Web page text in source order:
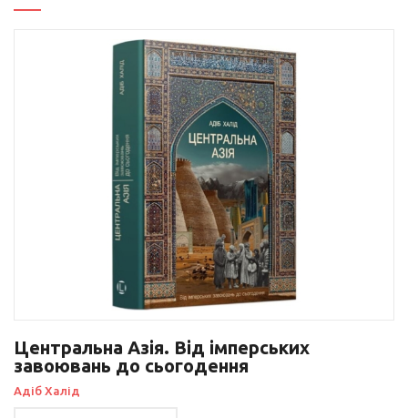
Центральна Азія. Від імперських
завоювань до сьогодення
Адіб Халід